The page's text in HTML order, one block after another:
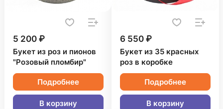
5 200 ₽
Букет из роз и пионов
"Розовый пломбир"
Подробнее
В корзину
6 550 ₽
Букет из 35 красных
роз в коробке
Подробнее
В корзину